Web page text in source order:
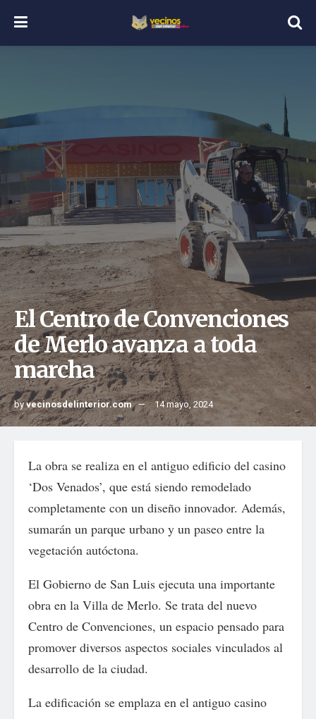
El Centro de Convenciones
de Merlo avanza a toda
marcha
byvecinosdelinterior.com 14 mayo, 2024
La obra se realiza en el antiguo edificio del casino
‘Dos Venados’, que está siendo remodelado
completamente con un diseño innovador. Además,
sumarán un parque urbano y un paseo entre la
vegetación autóctona.
El Gobierno de San Luis ejecuta una importante
obra en la Villa de Merlo. Se trata del nuevo
Centro de Convenciones, un espacio pensado para
promover diversos aspectos sociales vinculados al
desarrollo de la ciudad.
La edificación se emplaza en el antiguo casino